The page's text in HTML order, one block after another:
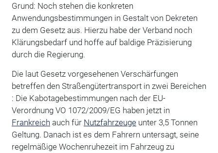
Grund: Noch stehen die konkreten
Anwendungsbestimmungen in Gestalt von Dekreten
zu dem Gesetz aus. Hierzu habe der Verband noch
Klärungsbedarf und hoffe auf baldige Präzisierung
durch die Regierung.
Die laut Gesetz vorgesehenen Verschärfungen
betreffen den Straßengütertransport in zwei Bereichen
: Die Kabotagebestimmungen nach der EU-
Verordnung VO 1072/2009/EG haben jetzt in
Frankreich auch für Nutzfahrzeugeunter 3,5 Tonnen
Geltung. Danach ist es dem Fahrern untersagt, seine
regelmäßige Wochenruhezeit im Fahrzeug zu